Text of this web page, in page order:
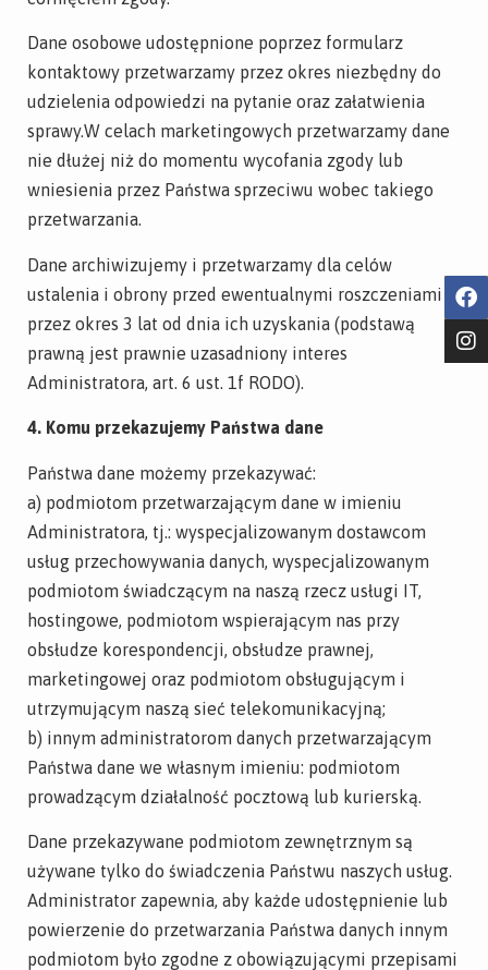
Dane osobowe udostępnione poprzez formularz
kontaktowy przetwarzamy przez okres niezbędny do
udzielenia odpowiedzi na pytanie oraz załatwienia
sprawy.W celach marketingowych przetwarzamy dane
nie dłużej niż do momentu wycofania zgody lub
wniesienia przez Państwa sprzeciwu wobec takiego
przetwarzania.
Dane archiwizujemy i przetwarzamy dla celów
ustalenia i obrony przed ewentualnymi roszczeniami
przez okres 3 lat od dnia ich uzyskania (podstawą
prawną jest prawnie uzasadniony interes
Administratora, art. 6 ust. 1f RODO).
4. Komu przekazujemy Państwa dane
Państwa dane możemy przekazywać:
a) podmiotom przetwarzającym dane w imieniu
Administratora, tj.: wyspecjalizowanym dostawcom
usług przechowywania danych, wyspecjalizowanym
podmiotom świadczącym na naszą rzecz usługi IT,
hostingowe, podmiotom wspierającym nas przy
obsłudze korespondencji, obsłudze prawnej,
marketingowej oraz podmiotom obsługującym i
utrzymującym naszą sieć telekomunikacyjną;
b) innym administratorom danych przetwarzającym
Państwa dane we własnym imieniu: podmiotom
prowadzącym działalność pocztową lub kurierską.
Dane przekazywane podmiotom zewnętrznym są
używane tylko do świadczenia Państwu naszych usług.
Administrator zapewnia, aby każde udostępnienie lub
powierzenie do przetwarzania Państwa danych innym
podmiotom było zgodne z obowiązującymi przepisami